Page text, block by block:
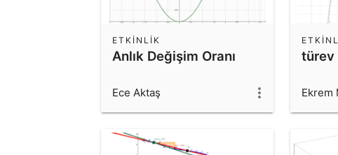
Anlık Değişim Oranı
ETKINLIK
Ece Aktaş
türev
Ekrem